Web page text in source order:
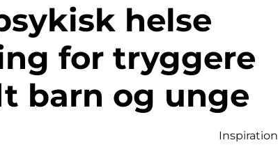
for tryggere
barn og unge
Inspiration